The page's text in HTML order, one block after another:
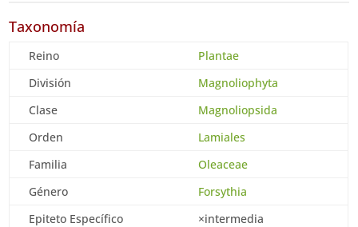
Taxonomía
Reino
Plantae
División
Magnoliophyta
Clase
Magnoliopsida
Orden
Lamiales
Familia
Oleaceae
Género
Forsythia
Epiteto Específico
×intermedia